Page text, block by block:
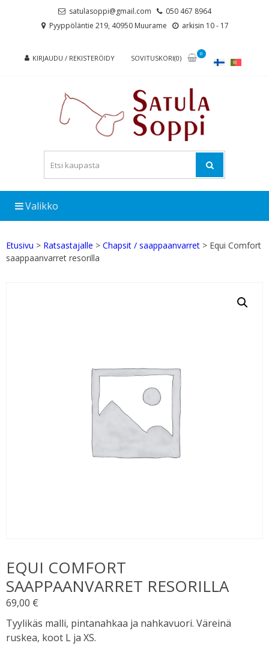
satulasoppi@gmail.com
050 467 8964
Pyyppöläntie 219, 40950 Muurame
arkisin 10 - 17
KIRJAUDU / REKISTERÖIDY SOVITUSKORI(0)
0
Valikko
Etusivu > Ratsastajalle > Chapsit / saappaanvarret > Equi Comfort
saappaanvarret resorilla
EQUI COMFORT
SAAPPAANVARRET RESORILLA
69,00 €
Tyylikäs malli, pintanahkaa ja nahkavuori. Väreinä
ruskea, koot L ja XS.